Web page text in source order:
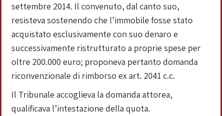
settembre 2014. Il convenuto, dal canto suo,
resisteva sostenendo che l’immobile fosse stato
acquistato esclusivamente con suo denaro e
successivamente ristrutturato a proprie spese per
oltre 200.000 euro; proponeva pertanto domanda
riconvenzionale di rimborso ex art. 2041 c.c.
Il Tribunale accoglieva la domanda attorea,
qualificava l’intestazione della quota.